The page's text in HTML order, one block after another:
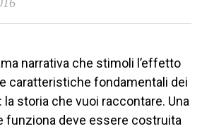
narrativa che stimoli l’effetto
caratteristiche fondamentali dei
la storia che vuoi raccontare. Una
funziona deve essere costruita